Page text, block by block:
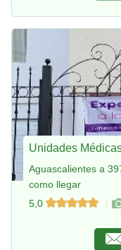
Unidades
Aguascalientes a
como llegar
5,0